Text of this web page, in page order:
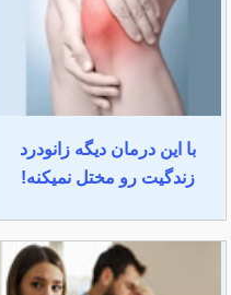
با این درمان دیگه زانودرد
زندگیت رو مختل نمیکنه!